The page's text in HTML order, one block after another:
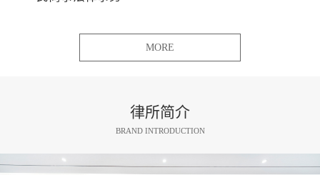
MORE
律所简介
BRAND INTRODUCTION